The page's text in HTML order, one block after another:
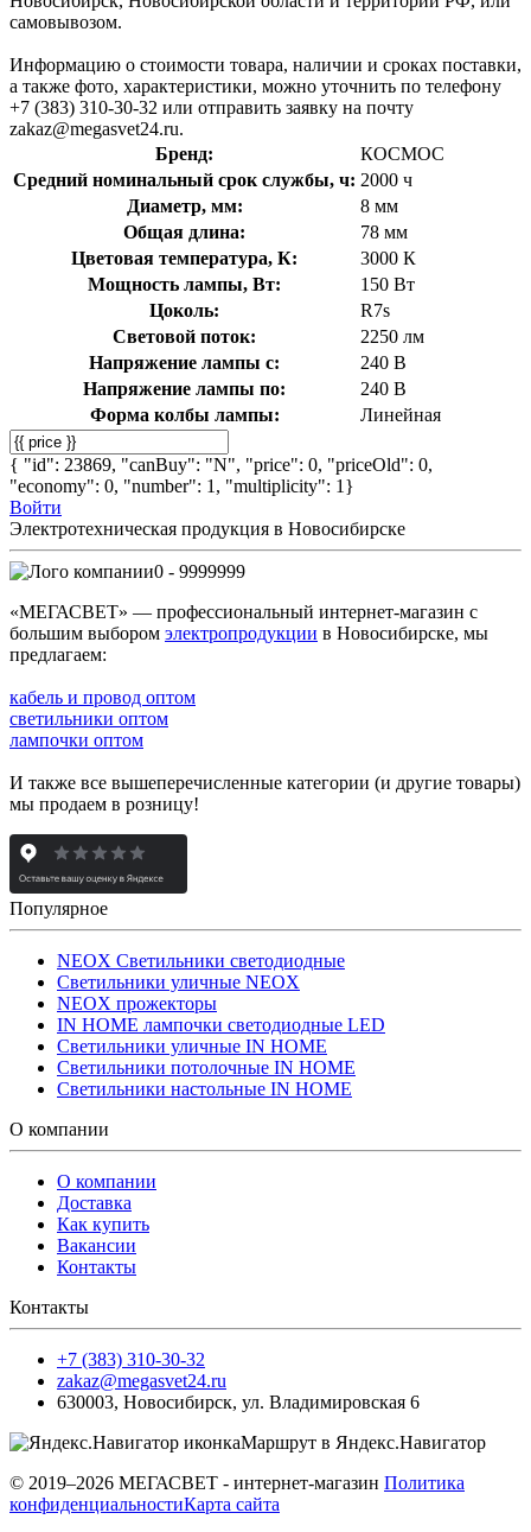
самовывозом.
Информацию о стоимости товара, наличии и сроках поставки,
а также фото, характеристики, можно уточнить по телефону
+7 (383) 310-30-32 или отправить заявку на почту
zakaz@megasvet24.ru.
Бренд:
КОСМОС
Средний номинальный срок службы, ч: 2000 ч
Диаметр, мм:
8 мм
Общая длина:
78 мм
Цветовая температура, К:
3000 К
Мощность лампы, Вт:
150 Вт
Цоколь:
R7s
Световой поток:
2250 лм
Напряжение лампы с:
240 В
Напряжение лампы по:
240 В
Форма колбы лампы:
Линейная
{ "id": 23869, "canBuy": "N", "price": 0, "priceOld": 0,
"economy": 0, "number": 1, "multiplicity": 1}
Войти
Электротехническая продукция в Новосибирске
0 - 9999999
«МЕГАСВЕТ» — профессиональный интернет-магазин с
большим выбором электропродукции в Новосибирске, мы
предлагаем:
кабель и провод оптом
светильники оптом
лампочки оптом
И также все вышеперечисленные категории (и другие товары)
мы продаем в розницу!
Популярное
NEOX Светильники светодиодные
Светильники уличные NEOX
NEOX прожекторы
IN HOME лампочки светодиодные LED
Светильники уличные IN HOME
Светильники потолочные IN HOME
Светильники настольные IN HOME
О компании
О компании
Доставка
Как купить
Вакансии
Контакты
Контакты
+7 (383) 310-30-32
zakaz@megasvet24.ru
630003, Новосибирск, ул. Владимировская 6
Маршрут в Яндекс.Навигатор
© 2019–2026 МЕГАСВЕТ - интернет-магазин Политика
конфиденциальностиКарта сайта